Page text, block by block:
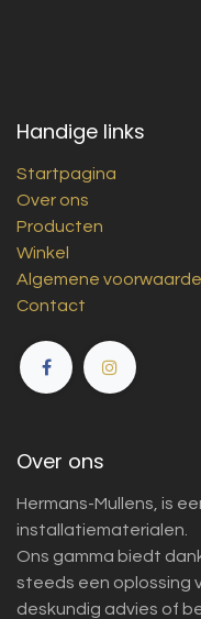
Handige links
Startpagina
Over ons
Producten
Winkel
Algemene
Contact
Over ons
Hermans-Mullens, is
installatiematerialen.
Ons gamma biedt
steeds een oplossing
deskundig advies of